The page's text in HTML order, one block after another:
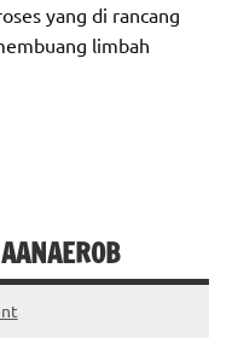
yang di rancang
limbah